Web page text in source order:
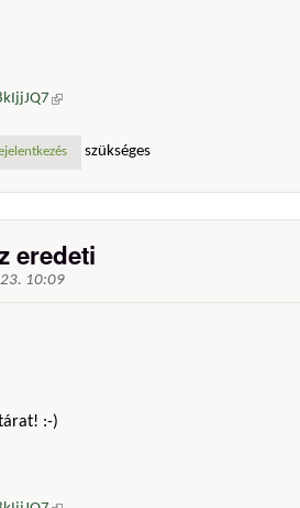
(külső hivatkozás)
szükséges
eredeti
10:09
:-)